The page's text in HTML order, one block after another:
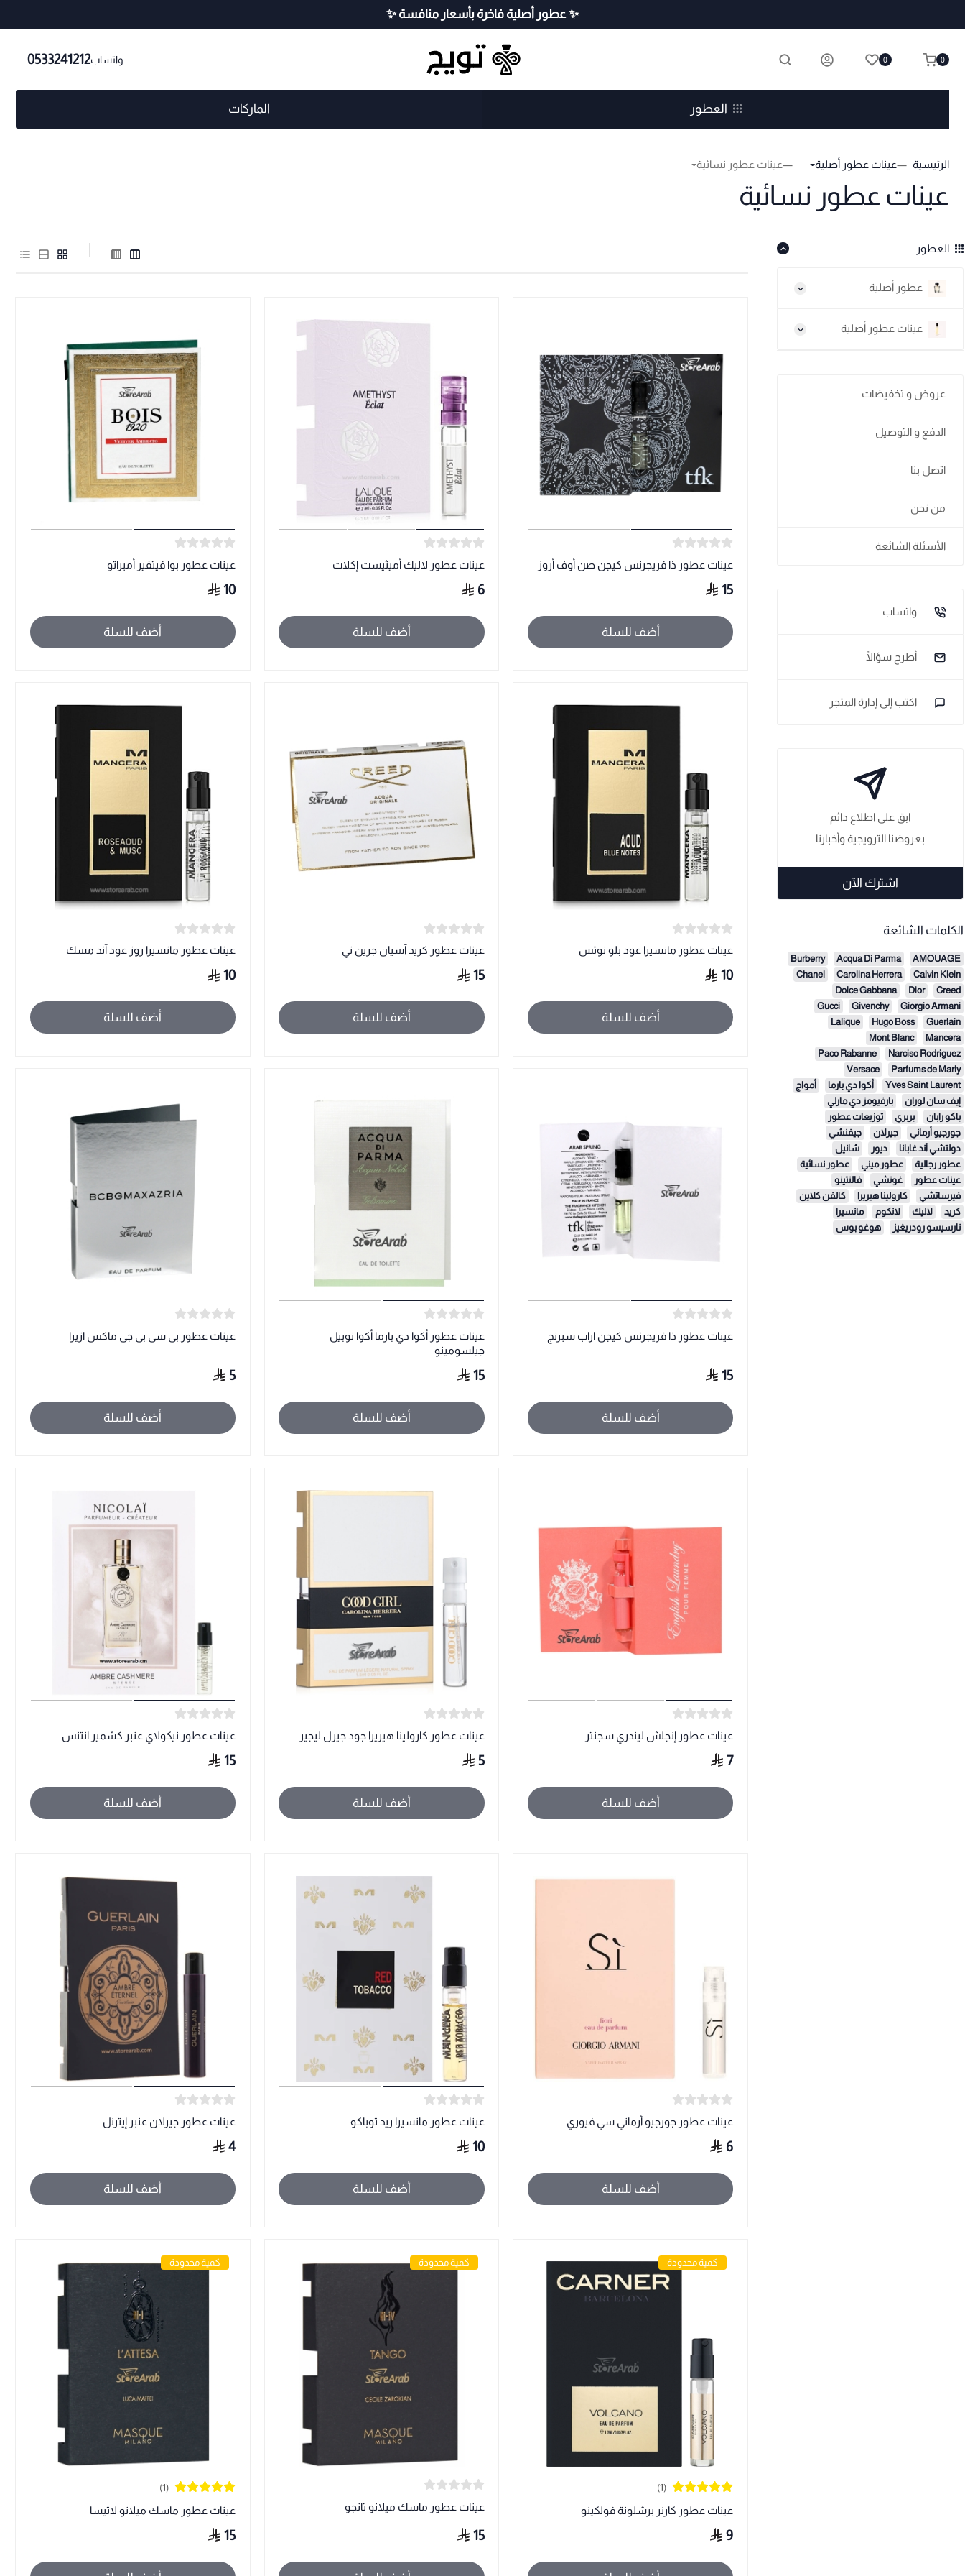
✨ عطور أصلية فاخرة بأسعار منافسة ✨
0533241212واتساب 0 0
العطور الماركات
الرئيسية عينات عطور أصلية عينات عطور نسائية
عينات عطور نسائية
العطور
عطور أصلية
عينات عطور أصلية
عروض و تخفيضات
الدفع و التوصيل
اتصل بنا
من نحن
الأسئلة الشائعة
واتساب
أطرح سؤالًا
اكتب إلى إدارة المتجر
ابق على اطلاع دائم
بعروضنا الترويجية وأخبارنا
اشترك الآن
الكلمات الشائعة
AMOUAGE
Acqua Di Parma
Burberry
Calvin Klein
Carolina Herrera
Chanel
Creed
Dior
Dolce Gabbana
Giorgio Armani
Givenchy
Gucci
Guerlain
Hugo Boss
Lalique
Mancera
Mont Blanc
Narciso Rodriguez
Paco Rabanne
Parfums de Marly
Versace
Yves Saint Laurent
أكوا دي بارما
أمواج
إيف سان لوران
بارفيومز دي مارلي
باكو رابان
بربري
توزيعات عطور
جورجيو أرماني
جيرلان
جيفنشي
دولتشي آند غابانا
ديور
شانيل
عطور رجالية
عطور ميني
عطور نسائية
عينات عطور
غوتشي
فالنتينو
فيرساتشي
كارولينا هيريرا
كالفن كلاين
كريد
لاليك لانكوم
مانسيرا
نارسيسو رودريغيز
هوغو بوس
عينات عطور ذا فريجرنس كيجن صن أوف أروز
15
أضف للسلة
عينات عطور لاليك أميثيست إكلات
6
أضف للسلة
عينات عطور بوا فيتفير أمبراتو
10
أضف للسلة
عينات عطور مانسيرا عود بلو نوتس
10
أضف للسلة
عينات عطور كريد آسيان جرين تي
15
أضف للسلة
عينات عطور مانسيرا روز عود آند مسك
10
أضف للسلة
عينات عطور ذا فريجرنس كيجن اراب سبرنج
15
أضف للسلة
عينات عطور أكوا دي بارما أكوا نوبيل
جيلسومينو
15
أضف للسلة
عينات عطور بى سى بى جى ماكس ازيرا
5
أضف للسلة
عينات عطور إنجلش ليندري سجنتر
7
أضف للسلة
عينات عطور كارولينا هيريرا جود جيرل ليجير
5
أضف للسلة
عينات عطور نيكولاي عنبر كشمير انتنس
15
أضف للسلة
عينات عطور جورجيو أرماني سي فيوري
6
أضف للسلة
عينات عطور مانسيرا ريد توباكو
10
أضف للسلة
عينات عطور جيرلان عنبر إيترنل
4
أضف للسلة
(1)
عينات عطور كارنر برشلونة فولكينو
9
كمية محدودة
عينات عطور ماسك ميلانو تانجو
15
كمية محدودة
(1)
عينات عطور ماسك ميلانو لاتيسا
15
كمية محدودة